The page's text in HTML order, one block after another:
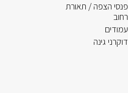
פנסי הצפה / תאורת
רחוב
עמודים
דוקרני גינה